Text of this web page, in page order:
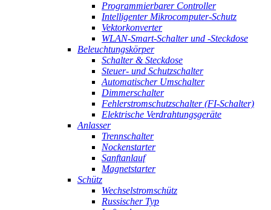
Programmierbarer Controller
Intelligenter Mikrocomputer-Schutz
Vektorkonverter
WLAN-Smart-Schalter und -Steckdose
Beleuchtungskörper
Schalter & Steckdose
Steuer- und Schutzschalter
Automatischer Umschalter
Dimmerschalter
Fehlerstromschutzschalter (FI-Schalter)
Elektrische Verdrahtungsgeräte
Anlasser
Trennschalter
Nockenstarter
Sanftanlauf
Magnetstarter
Schütz
Wechselstromschütz
Russischer Typ